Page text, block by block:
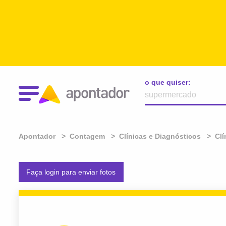
o que quiser:
Apontador Contagem Clínicas e Diagnósticos
Faça login para enviar fotos